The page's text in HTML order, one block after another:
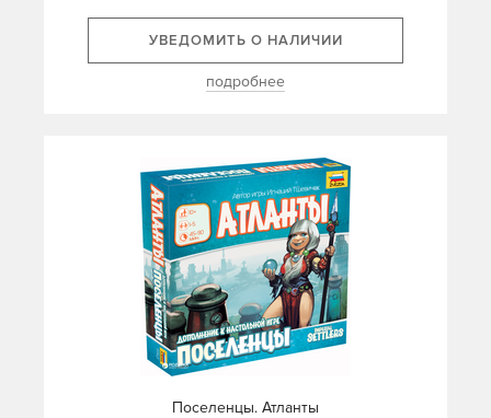
УВЕДОМИТЬ О НАЛИЧИИ
подробнее
Поселенцы. Атланты